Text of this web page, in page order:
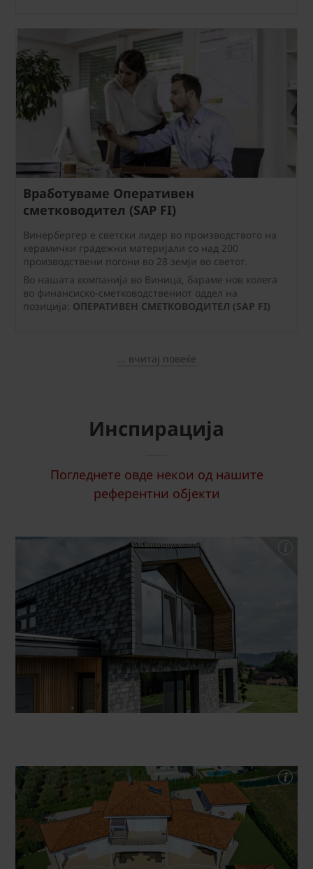
Вработуваме Оперативен
сметководител (SAP FI)
Винербергер е светски лидер во производството на
керамички градежни материјали со над 200
производствени погони во 28 земји во светот.
Во нашата компанија во Виница, бараме нов колега
во финансиско-сметководствениот оддел на
позиција: ОПЕРАТИВЕН СМЕТКОВОДИТЕЛ (SAP FI)
... вчитај повеќе
Инспирација
Погледнете овде некои од нашите
референтни објекти